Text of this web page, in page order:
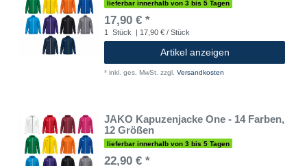
lieferbar innerhalb von 3 bis 5 Tagen
17,90 € *
1 Stück | 17,90 € / Stück
Artikel anzeigen
* inkl. ges. MwSt. zzgl. Versandkosten
JAKO Kapuzenjacke One - 14 Farben,
12 Größen
lieferbar innerhalb von 3 bis 5 Tagen
22,90 € *